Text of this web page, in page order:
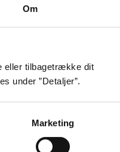
Om
eller tilbagetrække dit
under ”Detaljer”.
Marketing